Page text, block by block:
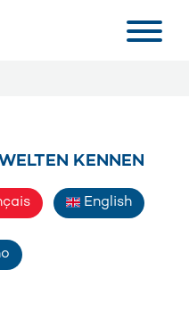
KENNEN
English